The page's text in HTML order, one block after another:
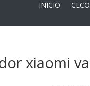
INICIO
xiaomi